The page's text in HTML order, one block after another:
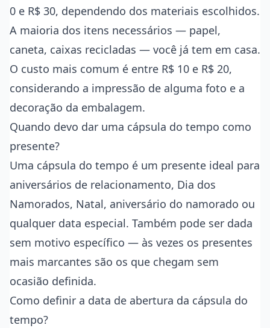
0 e R$ 30, dependendo dos materiais escolhidos.
A maioria dos itens necessários — papel,
caneta, caixas recicladas — você já tem em casa.
O custo mais comum é entre R$ 10 e R$ 20,
considerando a impressão de alguma foto e a
decoração da embalagem.
Quando devo dar uma cápsula do tempo como
presente?
Uma cápsula do tempo é um presente ideal para
aniversários de relacionamento, Dia dos
Namorados, Natal, aniversário do namorado ou
qualquer data especial. Também pode ser dada
sem motivo específico — às vezes os presentes
mais marcantes são os que chegam sem
ocasião definida.
Como definir a data de abertura da cápsula do
tempo?